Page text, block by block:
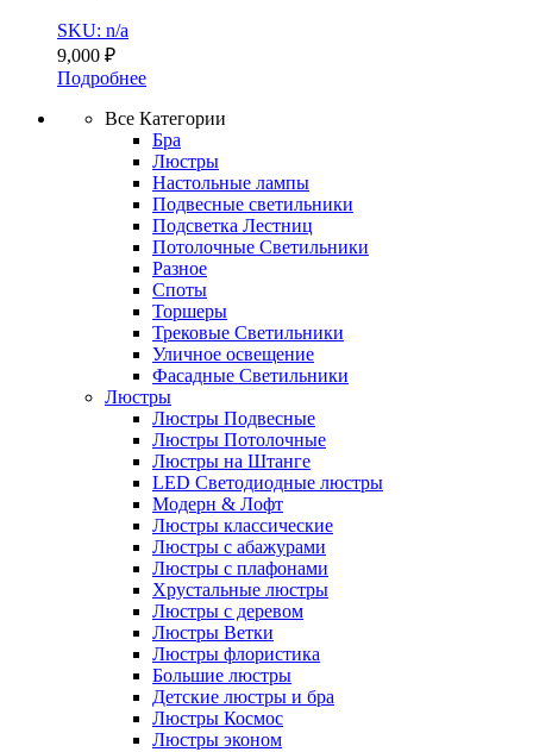
SKU: n/a
9,000 ₽
Подробнее
Все Категории
Бра
Люстры
Настольные лампы
Подвесные светильники
Подсветка Лестниц
Потолочные Светильники
Разное
Споты
Торшеры
Трековые Светильники
Уличное освещение
Фасадные Светильники
Люстры
Люстры Подвесные
Люстры Потолочные
Люстры на Штанге
LED Светодиодные люстры
Модерн & Лофт
Люстры классические
Люстры с абажурами
Люстры с плафонами
Хрустальные люстры
Люстры с деревом
Люстры Ветки
Люстры флористика
Большие люстры
Детские люстры и бра
Люстры Космос
Люстры эконом